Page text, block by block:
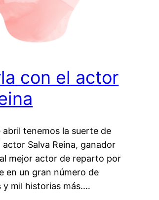
con el actor
abril tenemos la suerte de
Salva Reina, ganador
mejor actor de reparto por
en un gran número de
y mil historias más.…